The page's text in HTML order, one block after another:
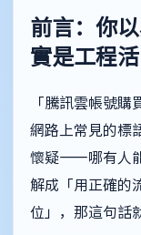
前言：你
實是工程活
「騰訊雲帳號
網路上常見的標
懷疑——哪有人
解成「用正確的
位」，那這句話